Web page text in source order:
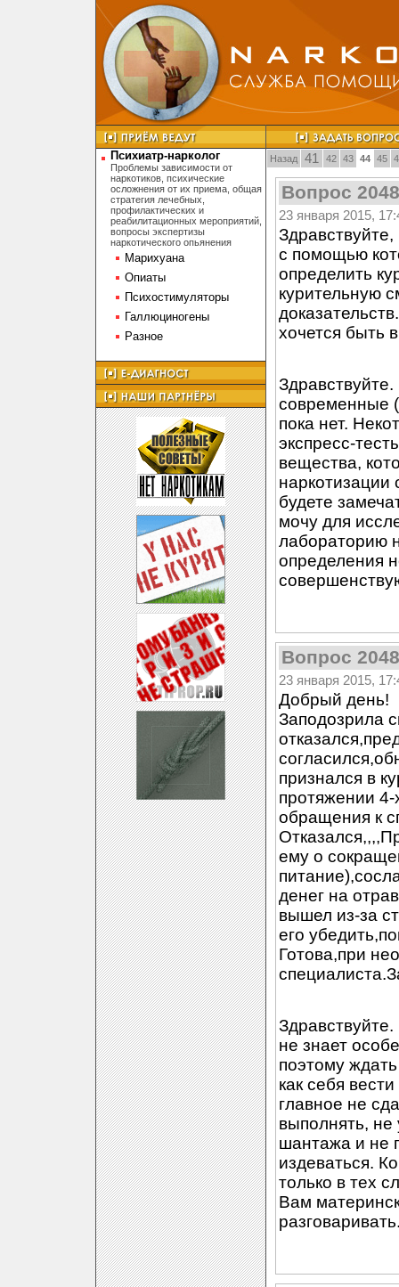
Психиатр-нарколог
Проблемы зависимости от
наркотиков, психические
осложнения от их приема, общая
стратегия лечебных,
профилактических и
реабилитационных мероприятий,
вопросы экспертизы
наркотического опьянения
Марихуана
Опиаты
Психостимуляторы
Галлюциногены
Разное
Назад 41 42 43 44 45
Вопрос
23 января 2015,
с помощью
определить
курительную
хочется быть
современные
пока нет.
экспресс-
вещества,
наркотизации
будете
мочу для
лабораторию
определения
Вопрос
23 января 2015,
Добрый день!
Заподозрила
признался в
протяжении
обращения к
ему о
денег на
вышел из-за
его
Готова,при
не знает
поэтому
как себя
главное не
выполнять, не
шантажа и не
издеваться.
только в тех
Вам